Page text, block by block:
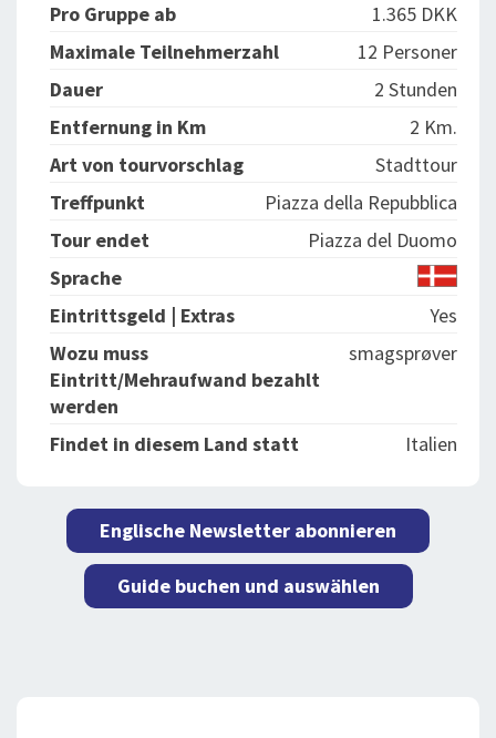
Pro Gruppe ab
1.365 DKK
Maximale Teilnehmerzahl
12 Personer
Dauer
2 Stunden
Entfernung in Km
2 Km.
Art von tourvorschlag
Stadttour
Treffpunkt
Piazza della Repubblica
Tour endet
Piazza del Duomo
Sprache
Eintrittsgeld | Extras
Yes
Wozu muss
Eintritt/Mehraufwand bezahlt
werden
smagsprøver
Findet in diesem Land statt Italien
Englische Newsletter abonnieren
Guide buchen und auswählen